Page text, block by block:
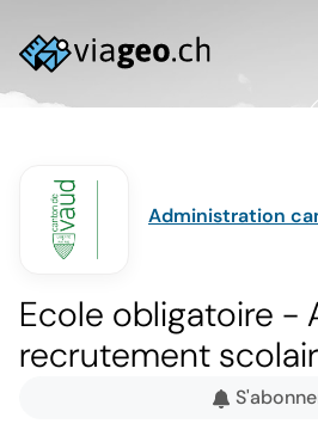
Administration
Ecole obligatoire -
recrutement